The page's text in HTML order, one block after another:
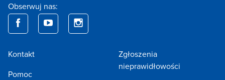
Obserwuj nas:
Kontakt
Pomoc
Zgłoszenia
nieprawidłowości